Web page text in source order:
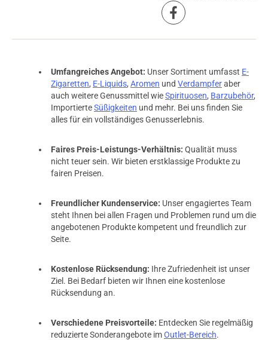
next
Umfangreiches Angebot: Unser Sortiment umfasst E-
Zigaretten, E-Liquids, Aromen und Verdampferaber
auch weitere Genussmittel wieSpirituosen, Barzubehör,
ImportierteSüßigkeiten und mehr. Bei uns finden Sie
alles für ein vollständiges Genusserlebnis.
Faires Preis-Leistungs-Verhältnis: Qualität muss
nicht teuer sein. Wir bieten erstklassige Produkte zu
fairen Preisen.
Freundlicher Kundenservice: Unser engagiertes Team
steht Ihnen bei allen Fragen und Problemen rund um die
angebotenen Produkte kompetent und freundlich zur
Seite.
Kostenlose Rücksendung: Ihre Zufriedenheit ist unser
Ziel. Bei Bedarf bieten wir Ihnen eine kostenlose
Rücksendung an.
Verschiedene Preisvorteile: Entdecken Sie regelmäßig
reduzierte Sonderangebote imOutlet-Bereich.